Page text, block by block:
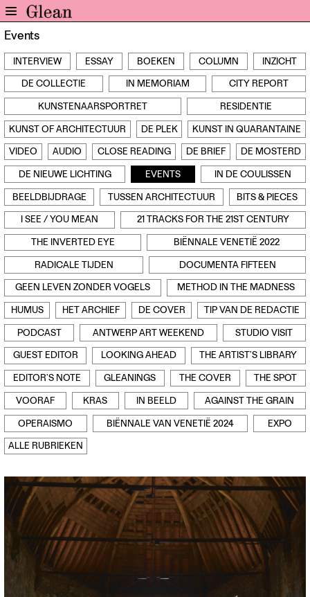
Nieuws
Expo
Interviews
Inzicht
Events
Meer rubrieken
Alle nummers
Aanmelden
Abonneren
Adverteren
Nieuwsbrief
Over GLEAN
Contact
Waar is GLEAN te koop
Privacy
Instagram
Facebook
Events
INTERVIEW ESSAY BOEKEN COLUMN
INZICHT
DE COLLECTIE
IN MEMORIAM
CITY REPORT
KUNSTENAARSPORTRET
RESIDENTIE
KUNST OF ARCHITECTUUR
DE PLEK
KUNST IN QUARANTAINE
VIDEO
AUDIO CLOSE READING DE BRIEF
DE MOSTERD
DE NIEUWE LICHTING
EVENTS
IN DE COULISSEN
BEELDBIJDRAGE
TUSSEN ARCHITECTUUR
BITS & PIECES
I SEE / YOU MEAN
21 TRACKS FOR THE 21ST CENTURY
THE INVERTED EYE
BIËNNALE VENETIË 2022
RADICALE TIJDEN
DOCUMENTA FIFTEEN
GEEN LEVEN ZONDER VOGELS
METHOD IN THE MADNESS
HUMUS
HET ARCHIEF DE COVER
TIP VAN DE REDACTIE
PODCAST
ANTWERP ART WEEKEND
STUDIO VISIT
GUEST EDITOR
LOOKING AHEAD
THE ARTIST’S LIBRARY
EDITOR’S NOTE
GLEANINGS THE COVER
THE SPOT
VOORAF
KRAS IN BEELD
AGAINST THE GRAIN
OPERAISMO
BIËNNALE VAN VENETIË 2024
EXPO
ALLE RUBRIEKEN